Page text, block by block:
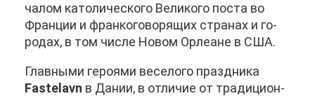
ча­лом ка­то­ли­че­ско­го Ве­ли­ко­го по­ста во
Фран­ции и фран­ко­го­во­ря­щих стра­нах и го­
ро­дах, в том чис­ле Но­вом Ор­ле­ане в США.
Глав­ны­ми ге­ро­я­ми ве­се­ло­го празд­ни­ка
Fastelavn в Да­нии, в от­ли­чие от тра­ди­ци­он­